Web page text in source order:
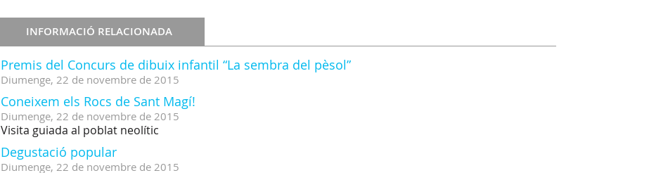
INFORMACIÓ RELACIONADA
Premis del Concurs de dibuix infantil “La sembra del pèsol”
Diumenge, 22 de novembre de 2015
Coneixem els Rocs de Sant Magí!
Diumenge, 22 de novembre de 2015
Visita guiada al poblat neolític
Degustació popular
Diumenge, 22 de novembre de 2015